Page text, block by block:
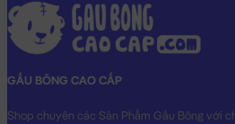
GẤU BÔNG CAO CẤP
Shop chuyên các Sản Phẩm Gấu Bông với